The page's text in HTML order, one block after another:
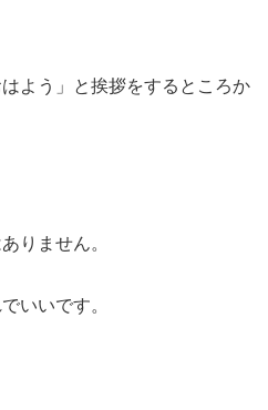
よう」と挨拶をするところか
りません。
いいです。